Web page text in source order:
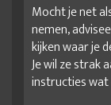
Mocht je net
nemen,
kijken waar je
Je wil ze strak
instructies wat